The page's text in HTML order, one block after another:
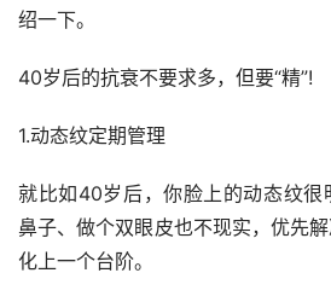
绍一下。
40岁后的抗衰不要求多，但要“精”!
1.动态纹定期管理
就比如40岁后，你脸上的动态纹很
鼻子、做个双眼皮也不现实，优先
化上一个台阶。